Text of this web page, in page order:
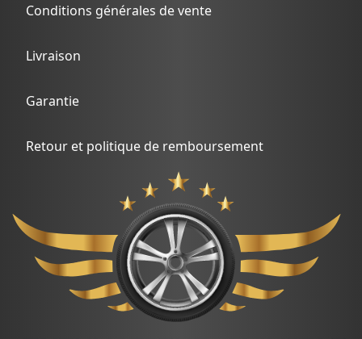
Conditions générales de vente
Livraison
Garantie
Retour et politique de remboursement